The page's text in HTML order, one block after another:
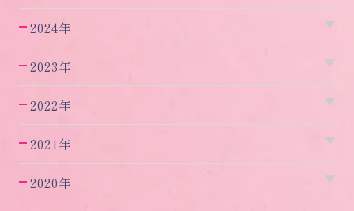
2024年
2023年
2022年
2021年
2020年